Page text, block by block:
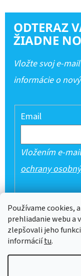
Používame cookies,
prehliadanie webu a
zlepšovali jeho
informáciítu.
ODTERAZ
ŽIADNE
Vložte svoj e-
informácie o
Email
Vložením e-
ochrany
PRIHLÁSIŤ
Z